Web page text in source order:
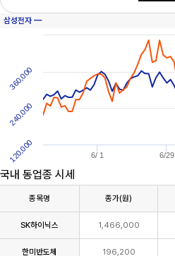
삼성전자 ━
6/ 1 6/29
120,000
240,000
360,000
국내 동업종 시세
종목명 종가(원)
SK하이닉스 1,466,000
한미반도체 196,200